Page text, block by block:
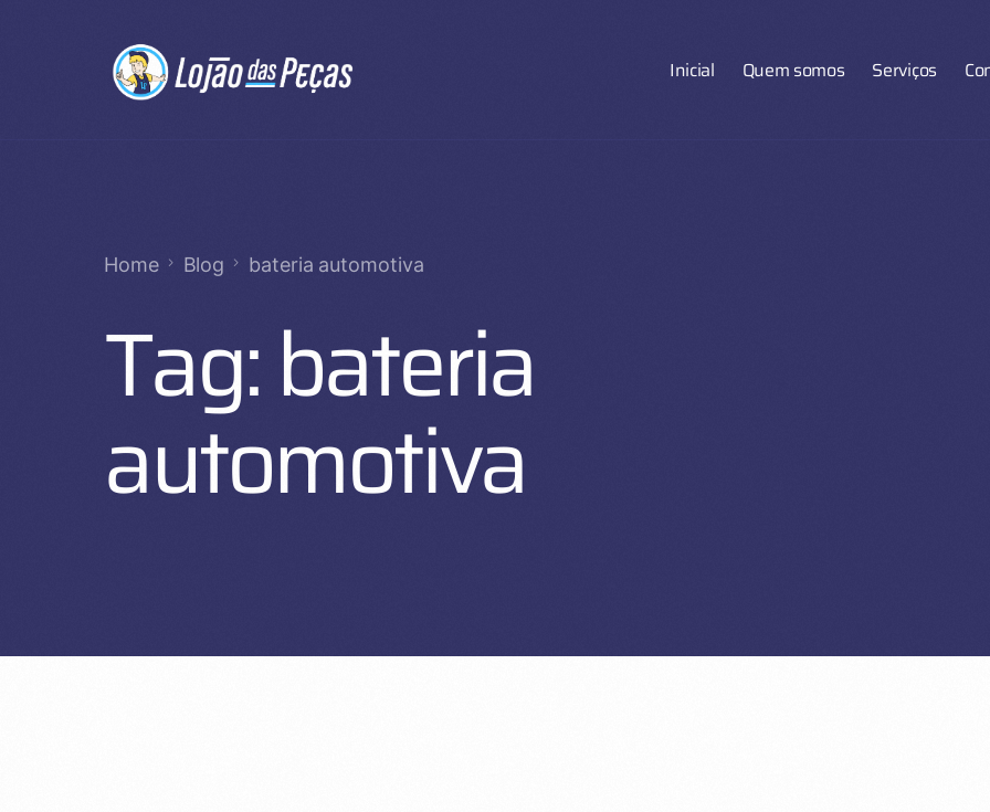
Inicial Quem somos Serviços
Home Blog bateria automotiva
Tag:bateria
automotiva